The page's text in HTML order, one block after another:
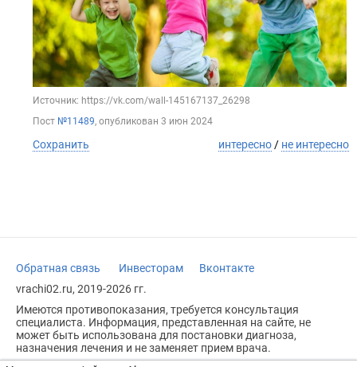
Источник: https://vk.com/wall-145167137_26298
Пост №11489, опубликован 3 июн 2024
Сохранить интересно / не интересно
Обратная связь Инвесторам
Вконтакте
vrachi02.ru, 2019-2026 гг.
Имеются противопоказания, требуется консультация
специалиста. Информация, представленная на сайте, не
может быть использована для постановки диагноза,
назначения лечения и не заменяет прием врача.